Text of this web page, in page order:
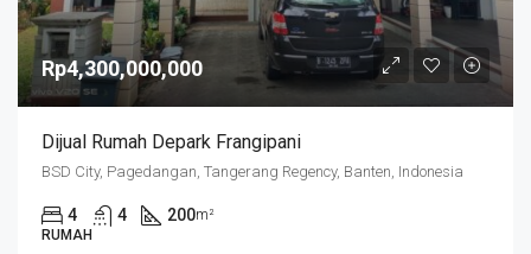
Rp4,300,000,000
Dijual Rumah Depark Frangipani
BSD City, Pagedangan, Tangerang Regency, Banten, Indonesia
4 4 200m²
RUMAH